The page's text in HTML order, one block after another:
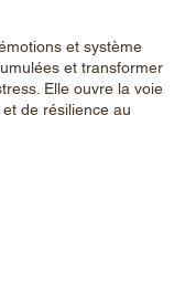
et système
et transformer
Elle ouvre la voie
de résilience au